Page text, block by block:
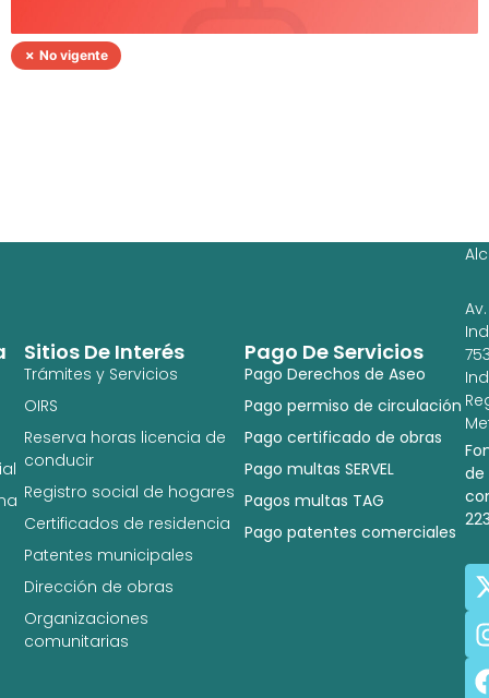
✗ No vigente
Pago De Servicios
Pago Derechos de Aseo
Pago permiso de circulación
Pago certificado de obras
Pago multas SERVEL
Pagos multas TAG
Pago patentes comerciales
Sitios De Interés
Trámites y Servicios
OIRS
Reserva horas licencia de
conducir
Registro social de hogares
Certificados de residencia
Patentes municipales
Dirección de obras
Organizaciones
comunitarias
Av.
de